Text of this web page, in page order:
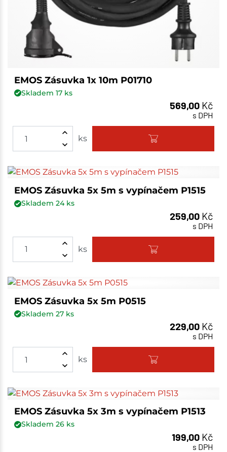
EMOS Zásuvka 1x 10m P01710
Skladem 17ks
569,00 Kč
s DPH
ks
EMOS Zásuvka 5x 5m s vypínačem P1515
Skladem 24ks
259,00 Kč
s DPH
ks
EMOS Zásuvka 5x 5m P0515
Skladem 27ks
229,00 Kč
s DPH
ks
EMOS Zásuvka 5x 3m s vypínačem P1513
Skladem 26ks
199,00 Kč
s DPH